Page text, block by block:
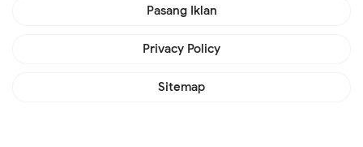
Pasang Iklan
Privacy Policy
Sitemap